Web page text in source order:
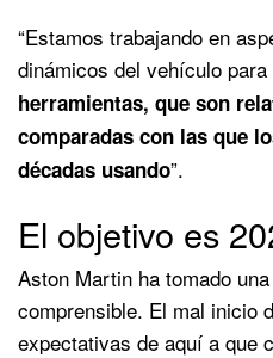
“Estamos trabajando en
dinámicos del vehículo para
herramientas, que son
comparadas con las que
décadas usando”.
El objetivo es
Aston Martin ha tomado
comprensible. El mal inicio
expectativas de aquí a que